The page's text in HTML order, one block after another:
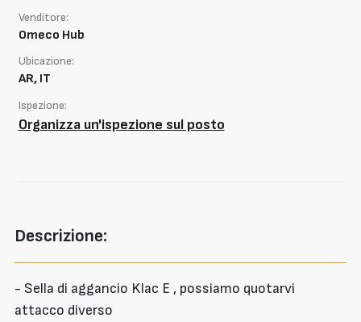
Descrizione:
- Sella di aggancio Klac E , possiamo quotarvi
attacco diverso
Venditore:
Omeco Hub
Ubicazione:
AR, IT
Ispezione:
Organizza un'ispezione sul posto